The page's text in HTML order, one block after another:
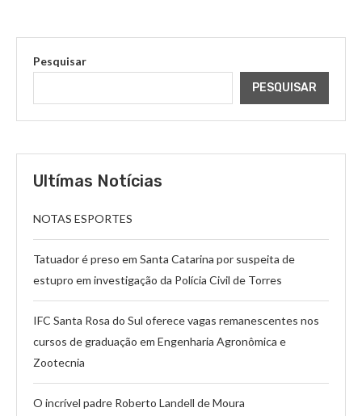
Pesquisar
PESQUISAR
Ultímas Notícias
NOTAS ESPORTES
Tatuador é preso em Santa Catarina por suspeita de
estupro em investigação da Polícia Civil de Torres
IFC Santa Rosa do Sul oferece vagas remanescentes nos
cursos de graduação em Engenharia Agronômica e
Zootecnia
O incrível padre Roberto Landell de Moura